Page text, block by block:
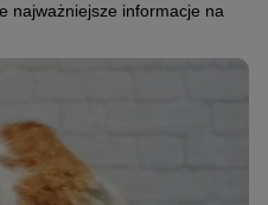
najważniejsze informacje na